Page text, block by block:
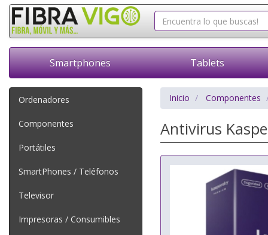
Smartphones Tablets
Ordenadores
Componentes
Portátiles
SmartPhones / Teléfonos
Televisor
Impresoras / Consumibles
Inicio Componentes
Antivirus